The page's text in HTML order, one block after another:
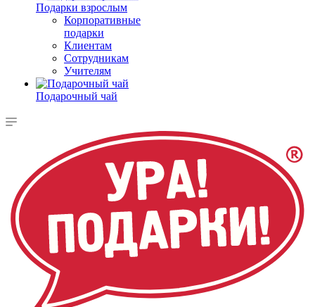
Подарки взрослым
Корпоративные
подарки
Клиентам
Сотрудникам
Учителям
Подарочный чай